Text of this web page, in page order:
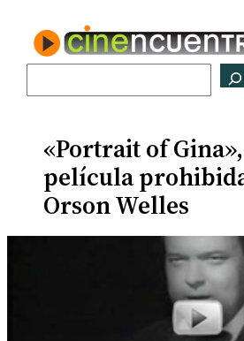
contenido
«Portrait of
película
Orson Welles